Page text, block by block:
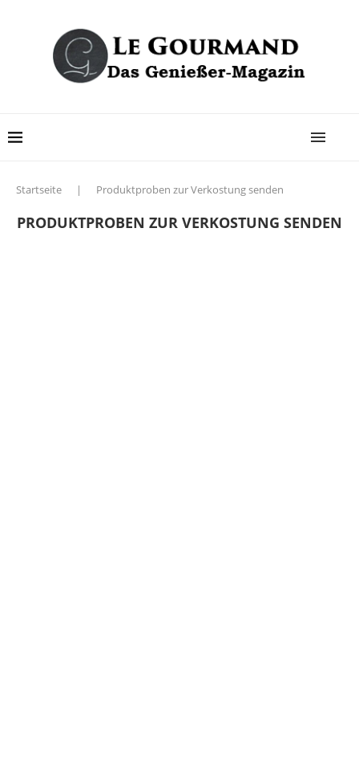
Startseite | Produktproben zur Verkostung senden
PRODUKTPROBEN ZUR VERKOSTUNG SENDEN